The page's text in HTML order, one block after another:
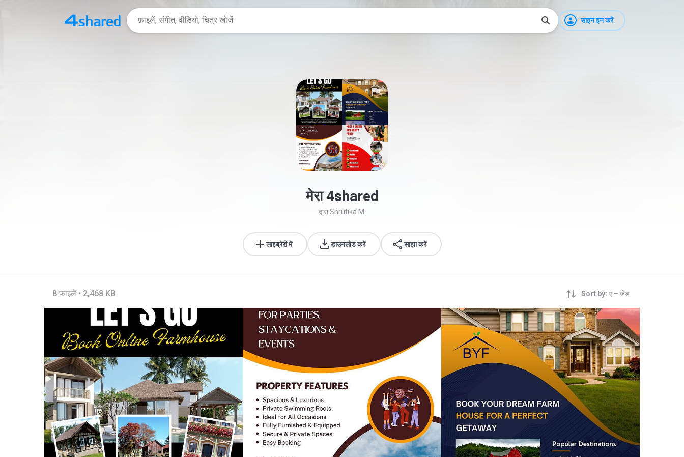
साइन इन करें
मेरा 4shared
द्वारा Shrutika M.
लाइब्रेरी में डाउनलोड करें साझा करें
8 फ़ाइलें • 2,468 KB Sort by: ए – जेड